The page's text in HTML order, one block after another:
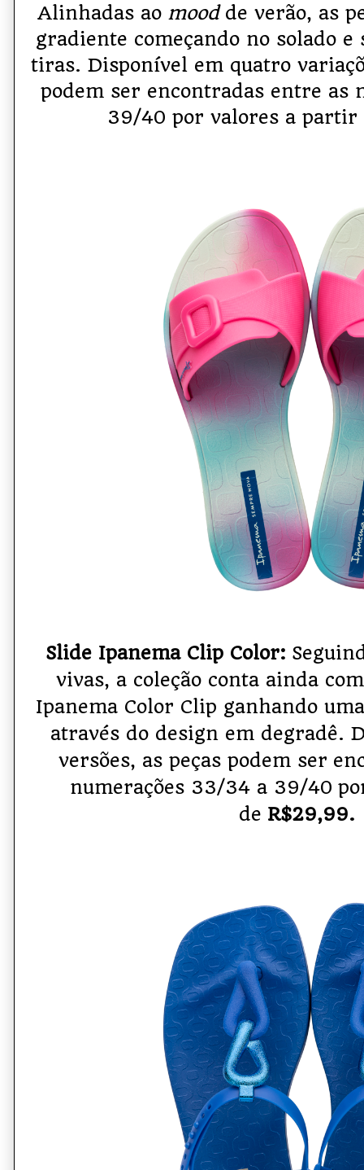
Alinhadas ao mood de verão, as
gradiente começando no solado e
tiras. Disponível em quatro
podem ser encontradas entre as
39/40 por valores a
Slide Ipanema Clip Color:
vivas, a coleção conta ainda
Ipanema Color Clip ganhando
através do design em degradê.
versões, as peças podem ser
numerações 33/34 a 39/40
de R$29,99.